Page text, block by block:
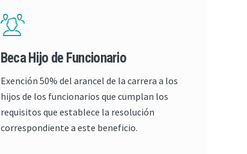
Beca Hijo de Funcionario
Exención 50% del arancel de la carrera a los
hijos de los funcionarios que cumplan los
requisitos que establece la resolución
correspondiente a este beneficio.